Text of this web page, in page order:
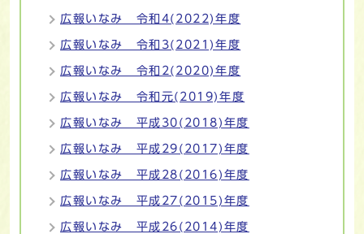
広報いなみ 令和4(2022)年度
広報いなみ 令和3(2021)年度
広報いなみ 令和2(2020)年度
広報いなみ 令和元(2019)年度
広報いなみ 平成30(2018)年度
広報いなみ 平成29(2017)年度
広報いなみ 平成28(2016)年度
広報いなみ 平成27(2015)年度
広報いなみ 平成26(2014)年度